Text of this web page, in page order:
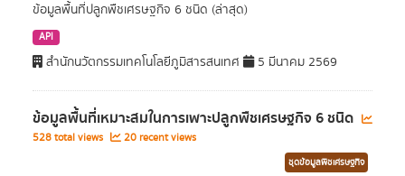
ข้อมูลพื้นที่ปลูกพืชเศรษฐกิจ 6 ชนิด (ล่าสุด)
API
สำนักนวัตกรรมเทคโนโลยีภูมิสารสนเทศ 5 มีนาคม 2569
ข้อมูลพื้นที่เหมาะสมในการเพาะปลูกพืชเศรษฐกิจ 6 ชนิด
528 total views 20 recent views
ชุดข้อมูลพืชเศรษฐกิจ